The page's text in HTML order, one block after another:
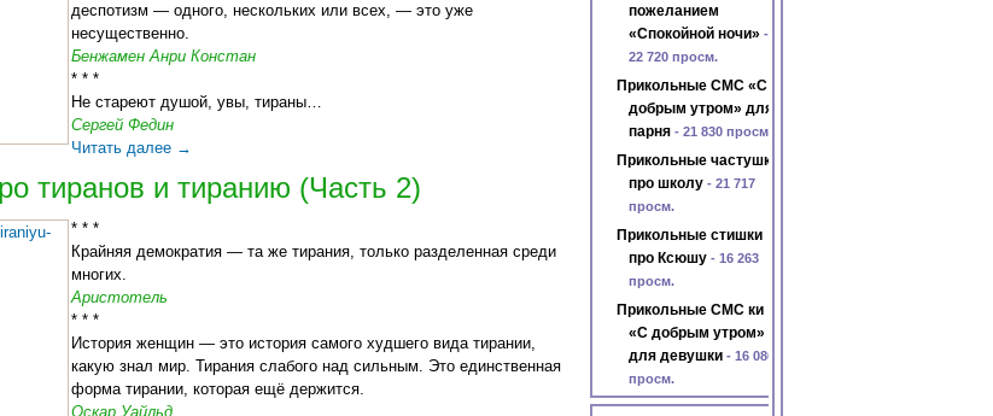
деспотизм — одного, нескольких или всех, — это уже
несущественно.
Бенжамен Анри Констан
* * *
Не стареют душой, увы, тираны…
Сергей Федин
Читать далее →
тиранов и тиранию (Часть 2)
* * *
Крайняя демократия — та же тирания, только разделенная среди
многих.
Аристотель
* * *
История женщин — это история самого худшего вида тирании,
какую знал мир. Тирания слабого над сильным. Это единственная
форма тирании, которая ещё держится.
Оскар Уайльд
пожеланием
«Спокойной ночи» -
22 720 просм.
Прикольные СМС «С
добрым утром» для
парня- 21 830 просм.
Прикольные частушки
про школу- 21 717
просм.
Прикольные стишки
про Ксюшу- 16 263
просм.
Прикольные СМС ки
«С добрым утром»
для девушки- 16 086
просм.